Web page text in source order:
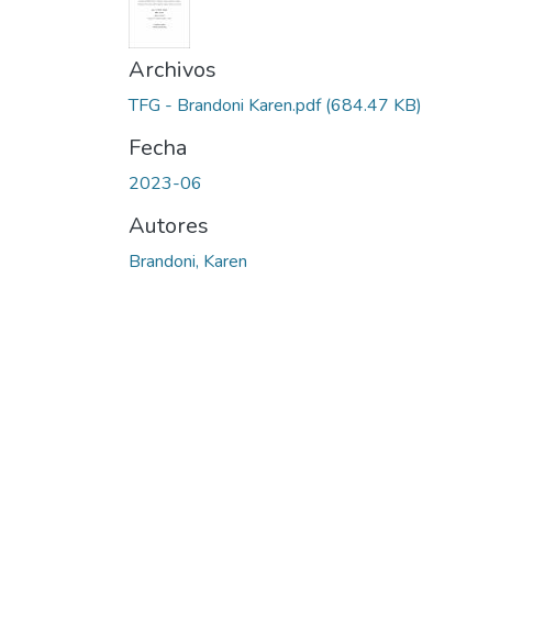
Archivos
TFG - Brandoni Karen.pdf(684.47 KB)
Fecha
2023-06
Autores
Brandoni, Karen